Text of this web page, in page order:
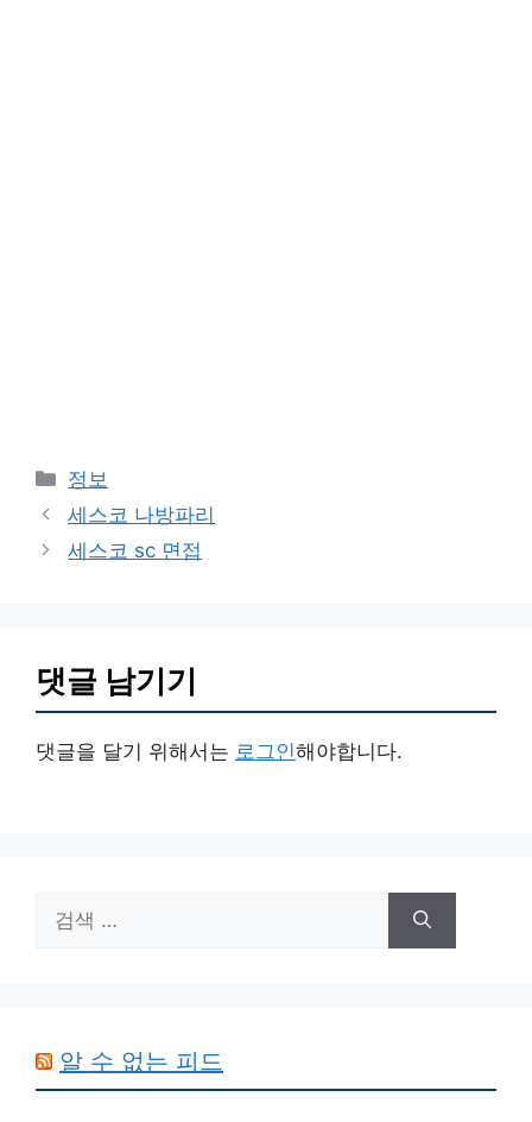
카
테
리
정보
세스코 나방파리
세스코 sc 면접
댓글 남기기
댓글을 달기 위해서는 로그인해야합니다.
색:
알 수 없는 피드